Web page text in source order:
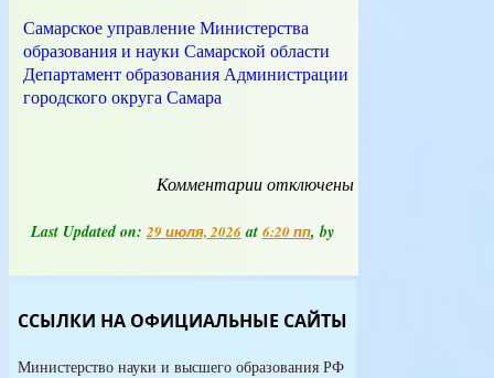
Самарское управление Министерства
образования и науки Самарской области
Департамент образования Администрации
городского округа Самара
Комментариик
Основные
отключены
Last Updated on:29 июля, 2026at 6:20 пп, by
ССЫЛКИ НА ОФИЦИАЛЬНЫЕ САЙТЫ
Министерство науки и высшего образования РФ